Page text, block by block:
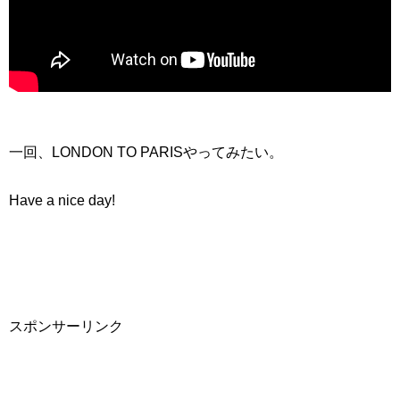
一回、LONDON TO PARISやってみたい。
Have a nice day!
スポンサーリンク